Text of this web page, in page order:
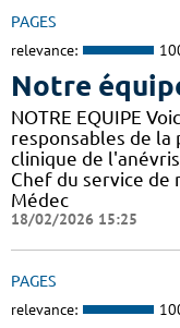
PAGES
relevance:
Notre
NOTRE EQUIPE
responsables de la
clinique de
Chef du service
Médec
18/02/2026 15:25
PAGES
relevance: